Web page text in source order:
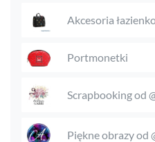
Akcesoria
Portmonetki
Scrapbooking od
Piękne obrazy od